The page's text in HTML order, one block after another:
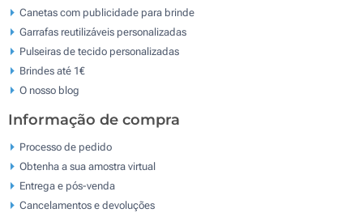
Canetas com publicidade para brinde
Garrafas reutilizáveis personalizadas
Pulseiras de tecido personalizadas
Brindes até 1€
O nosso blog
Informação de compra
Processo de pedido
Obtenha a sua amostra virtual
Entrega e pós-venda
Cancelamentos e devoluções